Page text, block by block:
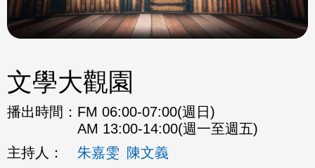
文學大觀園
播出時間： FM 06:00-07:00(週日)
AM 13:00-14:00(週一至週五)
主持人：
朱嘉雯 陳文義